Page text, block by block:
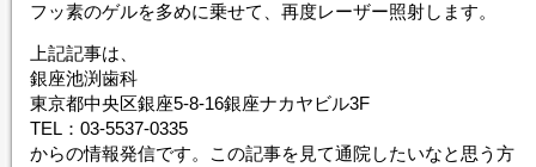
フッ素のゲルを多めに乗せて、再度レーザー照射します。
上記記事は、
銀座池渕歯科
東京都中央区銀座5-8-16銀座ナカヤビル3F
TEL：03-5537-0335
からの情報発信です。この記事を見て通院したいなと思う方